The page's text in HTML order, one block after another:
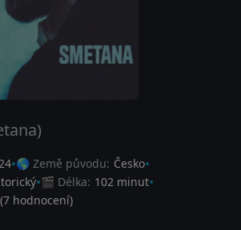
🌎 Země původu: Česko
🎬 Délka: 102 minut
7 hodnocení)